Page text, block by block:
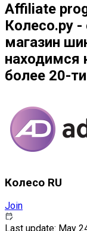
Affiliate
Колесо.ру
магазин
находимся
более 20-
Колесо RU
Join
Last update: May